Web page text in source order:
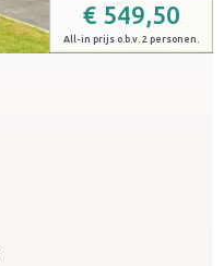
€ 549,50
All-in prijs o.b.v. 2 personen.